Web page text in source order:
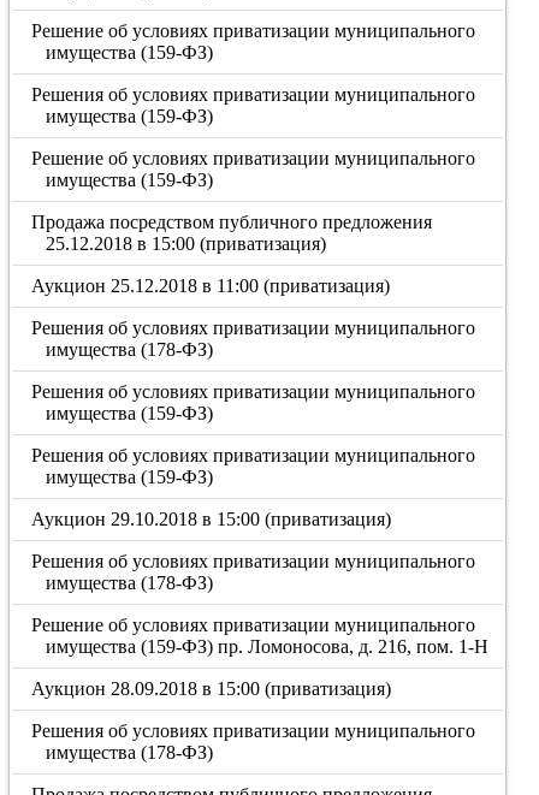
Решение об условиях приватизации муниципального
имущества (159-ФЗ)
Решения об условиях приватизации муниципального
имущества (159-ФЗ)
Решение об условиях приватизации муниципального
имущества (159-ФЗ)
Продажа посредством публичного предложения
25.12.2018 в 15:00 (приватизация)
Аукцион 25.12.2018 в 11:00 (приватизация)
Решения об условиях приватизации муниципального
имущества (178-ФЗ)
Решения об условиях приватизации муниципального
имущества (159-ФЗ)
Решения об условиях приватизации муниципального
имущества (159-ФЗ)
Аукцион 29.10.2018 в 15:00 (приватизация)
Решения об условиях приватизации муниципального
имущества (178-ФЗ)
Решение об условиях приватизации муниципального
имущества (159-ФЗ) пр. Ломоносова, д. 216, пом. 1-Н
Аукцион 28.09.2018 в 15:00 (приватизация)
Решения об условиях приватизации муниципального
имущества (178-ФЗ)